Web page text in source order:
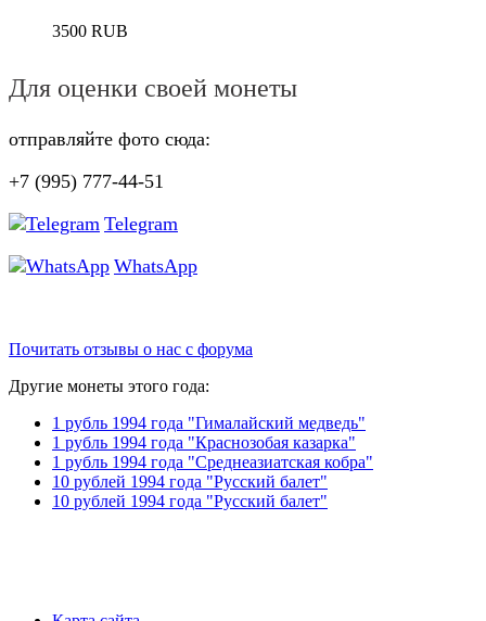
3500 RUB
Для оценки своей монеты
отправляйте фото сюда:
+7 (995) 777-44-51
Telegram
WhatsApp
Почитать отзывы о нас с форума
Другие монеты этого года:
1 рубль 1994 года "Гималайский медведь"
1 рубль 1994 года "Краснозобая казарка"
1 рубль 1994 года "Среднеазиатская кобра"
10 рублей 1994 года "Русский балет"
10 рублей 1994 года "Русский балет"